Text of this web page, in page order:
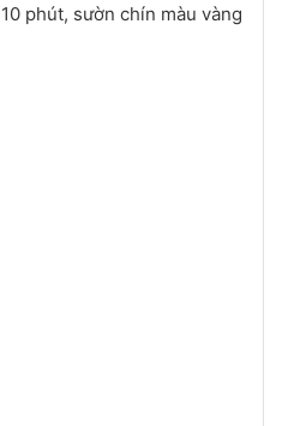
phút, sườn chín màu vàng